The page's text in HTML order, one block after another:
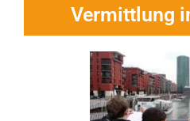
Vermittlung